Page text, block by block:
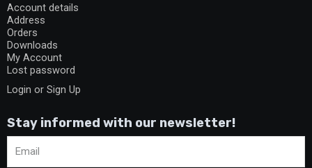
Account details
Address
Orders
Downloads
My Account
Lost password
Login or Sign Up
Stay informed with our newsletter!